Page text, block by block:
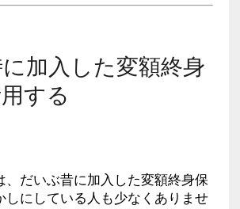
加入した変額終身
する
、だいぶ昔に加入した変額終身保
しにしている人も少なくありませ